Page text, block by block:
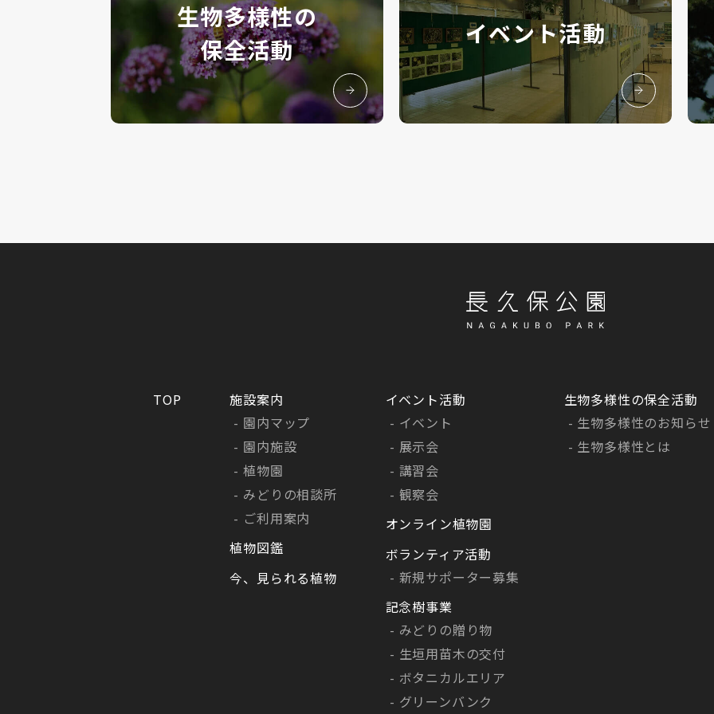
生物多様性の
保全活動
イベント活動
TOP
施設案内
園内マップ
園内施設
植物園
みどりの相談所
ご利用案内
植物図鑑
今、見られる植物
イベント活動
イベント
展示会
講習会
観察会
オンライン植物園
ボランティア活動
新規サポーター募集
記念樹事業
みどりの贈り物
生垣用苗木の交付
ボタニカルエリア
グリーンバンク
生物多様性の保全活動
生物多様性のお知らせ
生物多様性とは